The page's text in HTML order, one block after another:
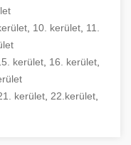
, 10. kerület, 11.
kerület 16. kerület
kerület 22.kerület